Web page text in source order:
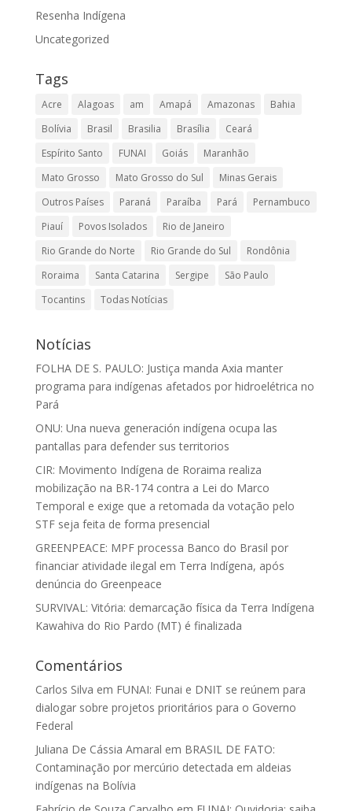
Resenha Indígena
Uncategorized
Tags
Acre Alagoas am Amapá Amazonas
Bahia
Bolívia
Brasil Brasilia Brasília
Ceará
Espírito Santo
FUNAI Goiás
Maranhão
Mato Grosso
Mato Grosso do Sul
Minas Gerais
Outros Países
Paraná Paraíba Pará
Pernambuco
Piauí
Povos Isolados
Rio de Janeiro
Rio Grande do Norte
Rio Grande do Sul
Rondônia
Roraima
Santa Catarina Sergipe
São Paulo
Tocantins
Todas Notícias
Notícias
FOLHA DE S. PAULO: Justiça manda Axia manter
programa para indígenas afetados por hidroelétrica no
Pará
ONU: Una nueva generación indígena ocupa las
pantallas para defender sus territorios
CIR: Movimento Indígena de Roraima realiza
mobilização na BR-174 contra a Lei do Marco
Temporal e exige que a retomada da votação pelo
STF seja feita de forma presencial
GREENPEACE: MPF processa Banco do Brasil por
financiar atividade ilegal em Terra Indígena, após
denúncia do Greenpeace
SURVIVAL: Vitória: demarcação física da Terra Indígena
Kawahiva do Rio Pardo (MT) é finalizada
Comentários
Carlos Silva em FUNAI: Funai e DNIT se reúnem para
dialogar sobre projetos prioritários para o Governo
Federal
Juliana De Cássia Amaral em BRASIL DE FATO:
Contaminação por mercúrio detectada em aldeias
indígenas na Bolívia